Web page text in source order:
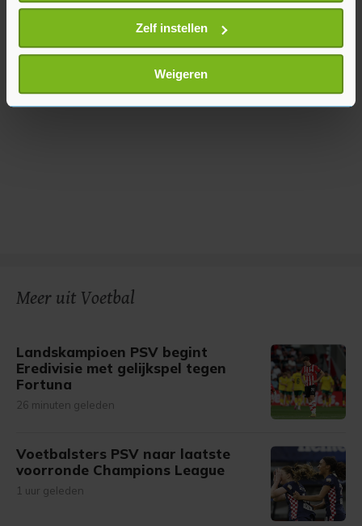
locatie, die tot een paar meter nauwkeurig kan zijn
Uw apparaat identificeren door het actief te
scannen op specifieke eigenschappen (fingerprinting)
Lees meer over hoe uw persoonlijke gegevens worden
verwerkt en stel uw voorkeuren in het
U kunt uw toestemming op elk moment wijzigen of
Zelf instellen
Weigeren
Meer uit Voetbal
Landskampioen PSV begint
Eredivisie met gelijkspel tegen
Fortuna
26 minuten geleden
Voetbalsters PSV naar laatste
voorronde Champions League
1 uur geleden